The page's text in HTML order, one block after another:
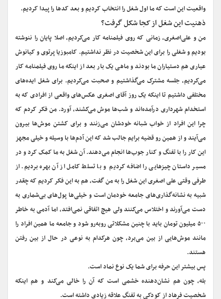
واقعیت این است که ما اول شغل را انتخاب کردیم و بعد کدها را پیدا کردیم.
ذهنیت این شغل از کجا شکل گرفت؟
من و علی‌اصغری، زمانی که روی فیلمنامه کار می‌کردیم، اصلا پایان را ننوشته
بودیم و شغلی را برای این شخصیت در نظر نداشتیم. کامبوزیا پرتوی و کیانوش
عیاری هم دستیاران ما بودند و ماهی یک بار بعد از اینکه ما روی فیلمنامه کار
می‌کردیم، جلسه مشترک می‌گذاشتیم و صحبت می‌کردیم. برای شغل ایده‌های
مختلفی داشتیم تا اینکه یک روز آقای اصغری عکس‌های واقعی از افرادی که به
استخدام شهرداری درآمده‌اند و شب‌ها موش می‌کشند، آورد. من فکر کردم که
چرا این افراد از خواب شبانه خودشان می‌زنند و برای کشتن موش‌ها بیرون
می‌آیند و از همین رو قضیه برایم جالب شد که این آدم‌ها با وسیله و خیلی مجهز
این کار را با تفنگ و کنار جوب‌ها انجام می‌دهند. آن شغل به ما کمک کرد و در
مسیر داستان چیزهایی را اضافه کردیم و با تسلط کامل از آن بهره بردیم. از
طرفی وقتی علی اصغری این شغل را به من گفت، هم به این فکر کردیم که چقدر
شبیه به نشانه‌گذاری‌های جامعه خودمان است و خیلی‌ها پول‌های بی‌شماری به
دست می‌آورند و اختلاس می‌کنند ولی هیچ اتفاقی نمی‌افتد، اما آدمی به خاطر
۵۰۰ میلیون تومان باید با چنین مشکلاتی روبه‌رو شود و جامعه ما همین افراد را
مانند موش‌هایی از بین می‌برد، چون هرکدام به نوعی در حال از بین رفتن
هستند.
پس بیشتر این حرفه برای شما یک نوع نماد است.
بله، چون هم نشان‌دهنده خشمی است که آن را خالی می‌کند و هم اینکه
شخصیت فرهاد از کودکی به تفنگ علاقه زیادی داشته است.